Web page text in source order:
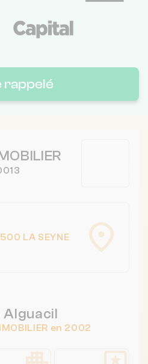
rappelé
LA SEYNE
Alguacil
en 2002